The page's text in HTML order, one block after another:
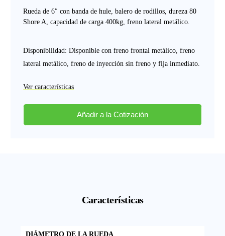
Rueda de 6″ con banda de hule, balero de rodillos, dureza 80
Shore A, capacidad de carga 400kg, freno lateral metálico.
Disponibilidad: Disponible con freno frontal metálico, freno
lateral metálico, freno de inyección sin freno y fija inmediato.
Ver características
Añadir a la Cotización
Características
DIÁMETRO DE LA RUEDA